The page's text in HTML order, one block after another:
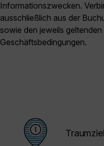
Informationszwecken.
ausschließlich aus der
sowie den jeweils
Geschäftsbedingungen.